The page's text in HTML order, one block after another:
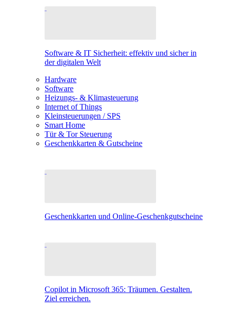
Software & IT Sicherheit: effektiv und sicher in
der digitalen Welt
Hardware
Software
Heizungs- & Klimasteuerung
Internet of Things
Kleinsteuerungen / SPS
Smart Home
Tür & Tor Steuerung
Geschenkkarten & Gutscheine
Geschenkkarten und Online-Geschenkgutscheine
Copilot in Microsoft 365: Träumen. Gestalten.
Ziel erreichen.